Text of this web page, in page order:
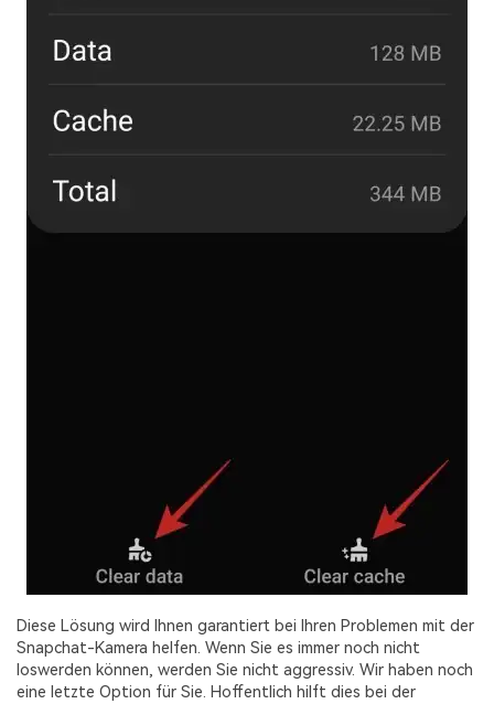
Diese Lösung wird Ihnen garantiert bei Ihren Problemen mit der
Snapchat-Kamera helfen. Wenn Sie es immer noch nicht
loswerden können, werden Sie nicht aggressiv. Wir haben noch
eine letzte Option für Sie. Hoffentlich hilft dies bei der